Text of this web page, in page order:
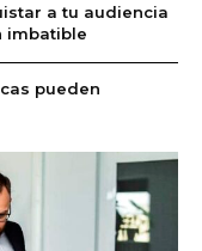
a tu audiencia
imbatible
pueden